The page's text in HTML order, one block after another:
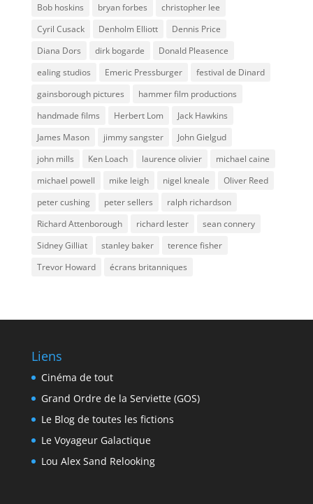
Bob hoskins
bryan forbes
christopher lee
Cyril Cusack
Denholm Elliott
Dennis Price
Diana Dors
dirk bogarde
Donald Pleasence
ealing studios
Emeric Pressburger
festival de Dinard
gainsborough pictures
hammer film productions
handmade films
Herbert Lom
Jack Hawkins
James Mason
jimmy sangster
John Gielgud
john mills
Ken Loach laurence olivier
michael caine
michael powell
mike leigh nigel kneale
Oliver Reed
peter cushing
peter sellers
ralph richardson
Richard Attenborough
richard lester
sean connery
Sidney Gilliat
stanley baker
terence fisher
Trevor Howard
écrans britanniques
Liens
Cinéma de tout
Grand Ordre de la Serviette (GOS)
Le Blog de toutes les fictions
Le Voyageur Galactique
Lou Alex Sand Relooking